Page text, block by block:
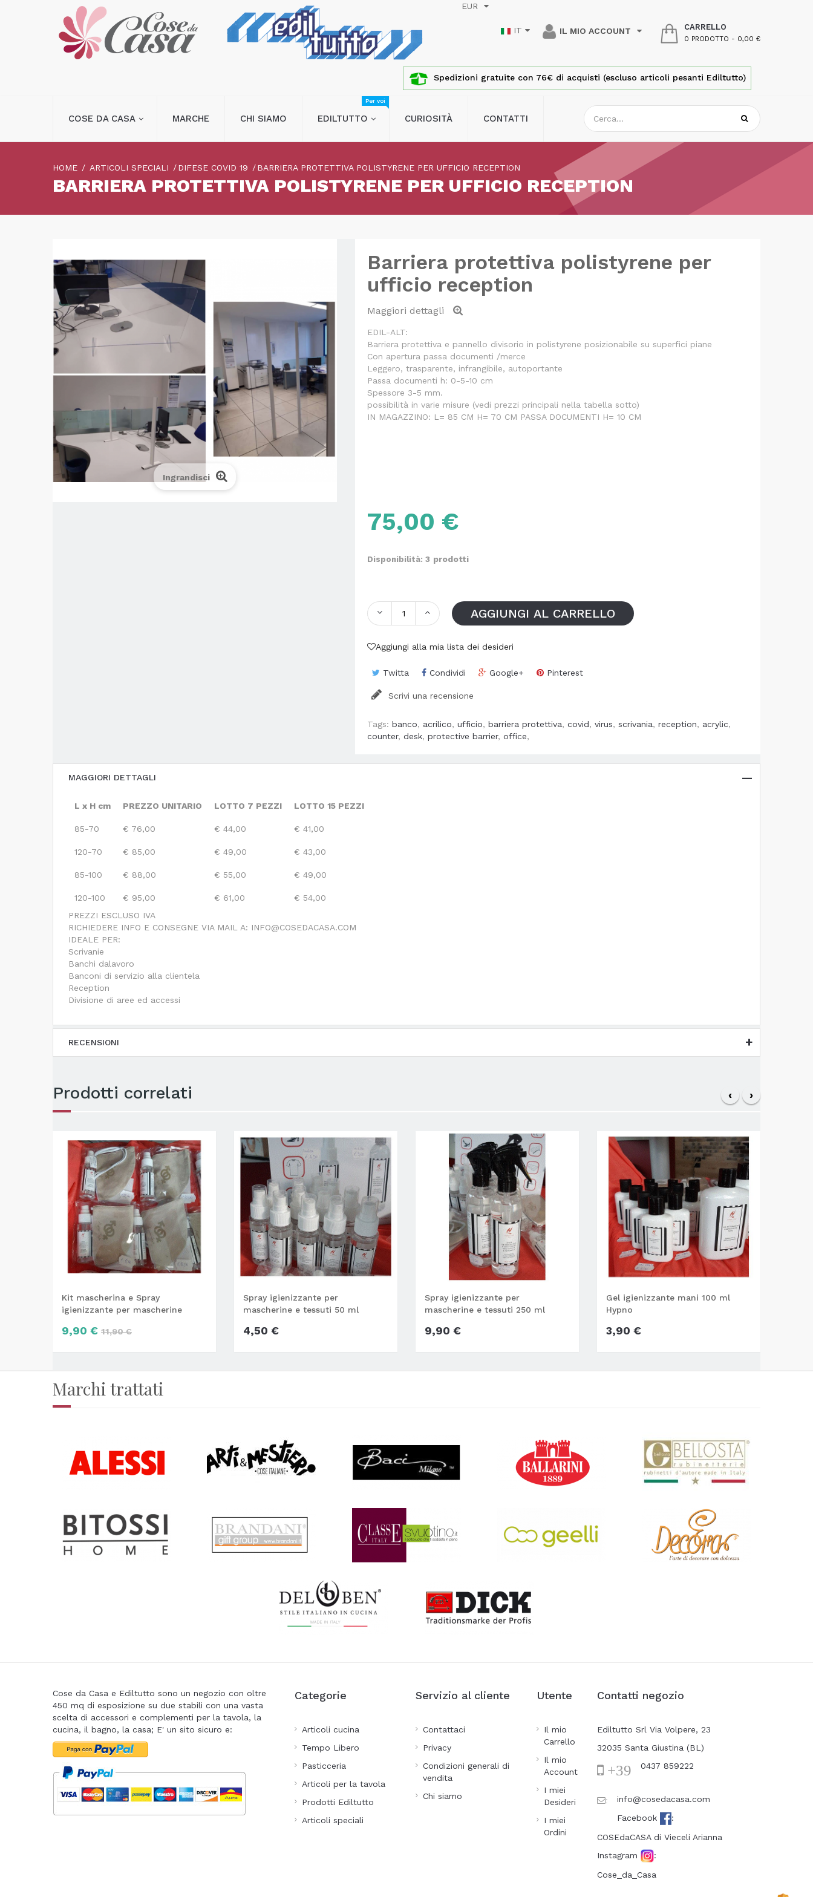
IL MIO ACCOUNT
EUR
IT CARRELLO
0 PRODOTTO - 0,00 €
Spedizioni gratuite con 76€ di acquisti (escluso articoli pesanti Ediltutto)
COSE DA CASA MARCHE CHI SIAMO EDILTUTTO
Per voi
CURIOSITÀ CONTATTI
HOME ARTICOLI SPECIALI DIFESE COVID 19 BARRIERA PROTETTIVA POLISTYRENE PER UFFICIO RECEPTION
BARRIERA PROTETTIVA POLISTYRENE PER UFFICIO RECEPTION
Ingrandisci
Barriera protettiva polistyrene per
ufficio reception
Maggiori dettagli
EDIL-ALT:
Barriera protettiva e pannello divisorio in polistyrene posizionabile su superfici piane
Con apertura passa documenti /merce
Leggero, trasparente, infrangibile, autoportante
Passa documenti h: 0-5-10 cm
Spessore 3-5 mm.
possibilità in varie misure (vedi prezzi principali nella tabella sotto)
IN MAGAZZINO: L= 85 CM H= 70 CM PASSA DOCUMENTI H= 10 CM
75,00 €
Disponibilità: 3 prodotti
AGGIUNGI AL CARRELLO
Aggiungi alla mia lista dei desideri
Twitta Condividi Google+ Pinterest
Scrivi una recensione
Tags: banco, acrilico, ufficio, barriera protettiva, covid, virus, scrivania, reception, acrylic,
counter, desk, protective barrier, office,
MAGGIORI DETTAGLI
L x H cm PREZZO UNITARIO LOTTO 7 PEZZI LOTTO 15 PEZZI
85-70 € 76,00 € 44,00 € 41,00
120-70 € 85,00 € 49,00 € 43,00
85-100 € 88,00 € 55,00 € 49,00
120-100 € 95,00 € 61,00
€ 54,00
PREZZI ESCLUSO IVA
RICHIEDERE INFO E CONSEGNE VIA MAIL A: INFO@COSEDACASA.COM
IDEALE PER:
Scrivanie
Banchi dalavoro
Banconi di servizio alla clientela
Reception
Divisione di aree ed accessi
RECENSIONI
Prodotti correlati ‹ ›
Kit mascherina e Spray
igienizzante per mascherine
9,90 € 11,90 €
Spray igienizzante per
mascherine e tessuti 50 ml
4,50 €
Spray igienizzante per
mascherine e tessuti 250 ml
9,90 €
Gel igienizzante mani 100 ml
Hypno
3,90 €
Marchi trattati
Cose da Casa e Ediltutto sono un negozio con oltre
450 mq di esposizione su due stabili con una vasta
scelta di accessori e complementi per la tavola, la
cucina, il bagno, la casa; E' un sito sicuro e:
Categorie
Articoli cucina
Tempo Libero
Pasticceria
Articoli per la tavola
Prodotti Ediltutto
Articoli speciali
Servizio al cliente
Contattaci
Privacy
Condizioni generali di
vendita
Chi siamo
Utente
Il mio
Carrello
Il mio
Account
I miei
Desideri
I miei
Ordini
Contatti negozio
Ediltutto Srl Via Volpere, 23
32035 Santa Giustina (BL)
+39 0437 859222
:
info@cosedacasa.com
Facebook
:
COSEdaCASA di Vieceli Arianna
Instagram
:
Cose_da_Casa